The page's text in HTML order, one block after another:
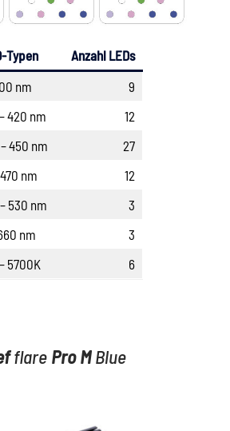
Typen
Anzahl LEDs
nm
9
420 nm
12
450 nm
27
nm
12
530 nm
3
nm
3
5700K
6
flare ProMBlue